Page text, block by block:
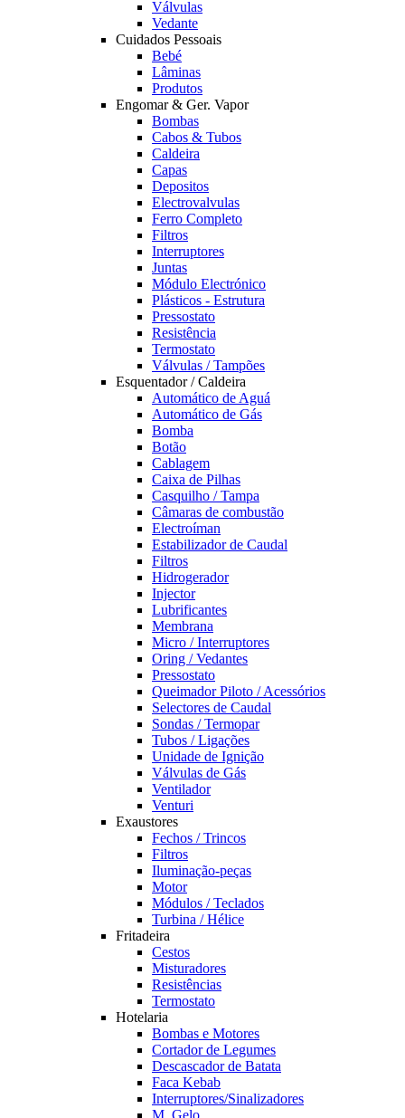
Válvulas
Vedante
Cuidados Pessoais
Bebé
Lâminas
Produtos
Engomar & Ger. Vapor
Bombas
Cabos & Tubos
Caldeira
Capas
Depositos
Electrovalvulas
Ferro Completo
Filtros
Interruptores
Juntas
Módulo Electrónico
Plásticos - Estrutura
Pressostato
Resistência
Termostato
Válvulas / Tampões
Esquentador / Caldeira
Automático de Aguá
Automático de Gás
Bomba
Botão
Cablagem
Caixa de Pilhas
Casquilho / Tampa
Câmaras de combustão
Electroíman
Estabilizador de Caudal
Filtros
Hidrogerador
Injector
Lubrificantes
Membrana
Micro / Interruptores
Oring / Vedantes
Pressostato
Queimador Piloto / Acessórios
Selectores de Caudal
Sondas / Termopar
Tubos / Ligações
Unidade de Ignição
Válvulas de Gás
Ventilador
Venturi
Exaustores
Fechos / Trincos
Filtros
Iluminação-peças
Motor
Módulos / Teclados
Turbina / Hélice
Fritadeira
Cestos
Misturadores
Resistências
Termostato
Hotelaria
Bombas e Motores
Cortador de Legumes
Descascador de Batata
Faca Kebab
Interruptores/Sinalizadores
M. Gelo